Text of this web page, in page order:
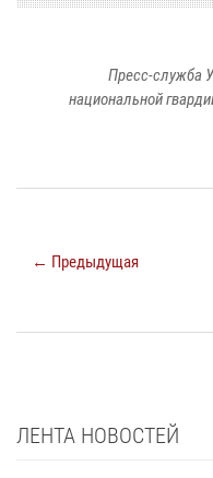
Пресс-служба
национальной
← Предыдущая
ЛЕНТА НОВОСТЕЙ